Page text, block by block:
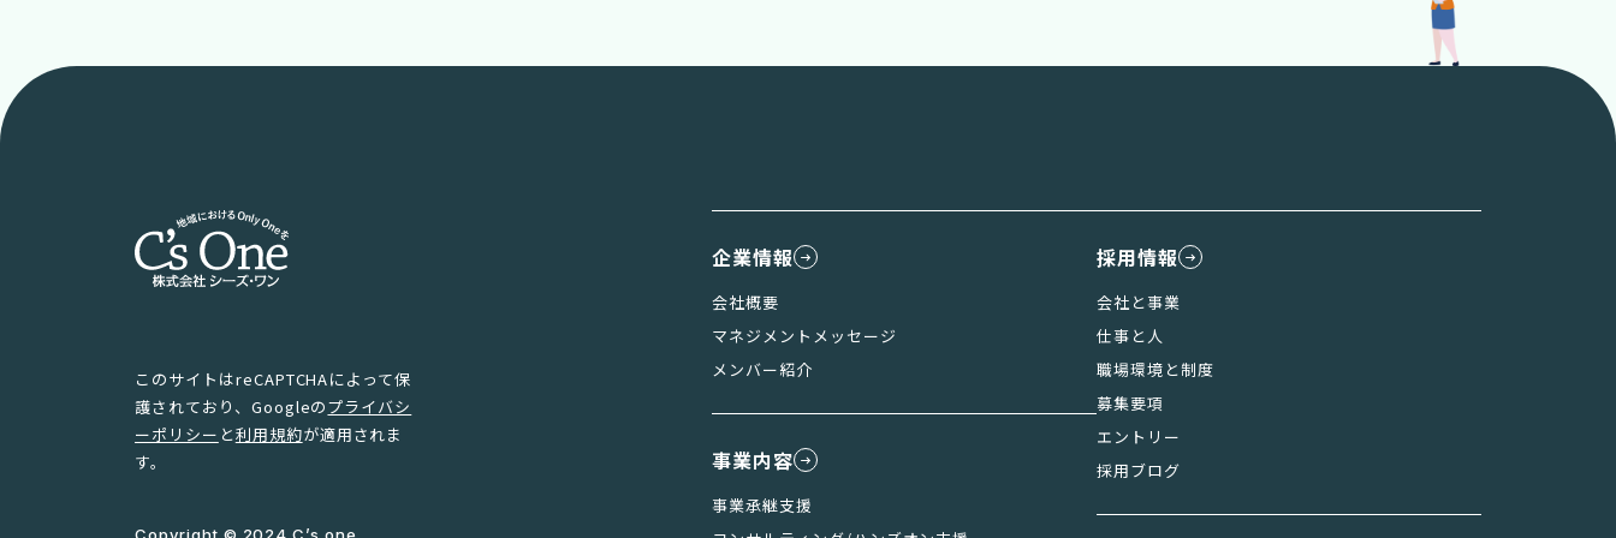
このサイトはreCAPTCHAによって保
護されており、Googleのプライバシ
ーポリシー と利用規約が適用されま
す。
企業情報
会社概要
マネジメントメッセージ
メンバー紹介
事業内容
事業承継支援
採用情報
会社と事業
仕事と人
職場環境と制度
募集要項
エントリー
採用ブログ